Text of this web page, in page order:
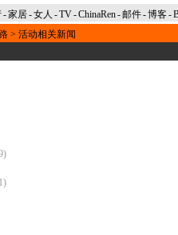
-家居-女人 -TV-ChinaRen-邮件-博客-
> 活动相关新闻